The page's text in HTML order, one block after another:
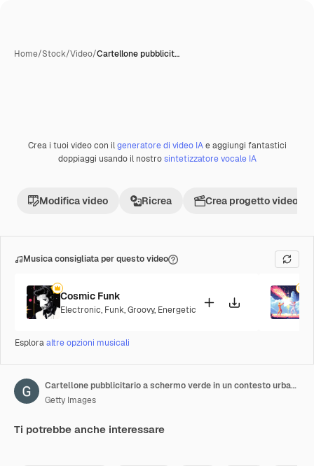
Home/Stock/Video/Cartellone pubblicit…
Premium
Crea i tuoi video con ilgeneratore di video IAe aggiungi fantastici
doppiaggi usando il nostrosintetizzatore vocale IA
Modifica video Ricrea Crea progetto video
Musica consigliata per questo video
Cosmic Funk
Electronic, Funk,Groovy, Energetic
Esploraaltre opzioni musicali
Cartellone pubblicitario a schermo verde in un contesto urbano. Pannello pubblicitario vuoto, banner per il marketing. Insegna vuota chroma key
Getty Images
Ti potrebbe anche interessare